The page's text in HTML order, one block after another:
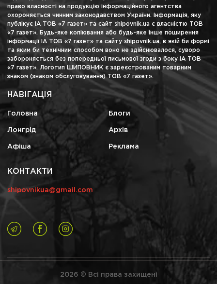
право власності на продукцію інформаційного агентства
охороняється чинним законодавством України. Інформація, яку
публікує ІА ТОВ «7 газет» та сайт shipovnik.ua є власністю ТОВ
«7 газет». Будь-яке копіювання або будь-яке інше поширення
інформації ІА ТОВ «7 газет» та сайту shipovnik.ua, в якій би формі
та яким би технічним способом воно не здійснювалося, суворо
забороняється без попередньої письмової згоди з боку ІА ТОВ
«7 газет». Логотип ШИПОВНИК є зареєстрованим товарним
знаком (знаком обслуговування) ТОВ «7 газет».
НАВІГАЦІЯ
Головна Блоги
Лонгрід Архів
Афіша Реклама
КОНТАКТИ
shipovnikua@gmail.com
2026 © Всі права захищені